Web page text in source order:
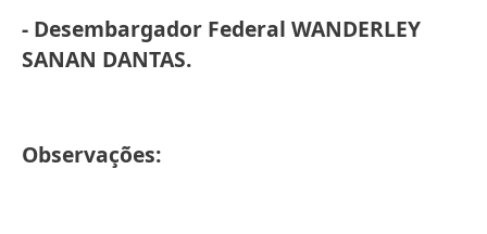
- Desembargador Federal WANDERLEY
SANAN DANTAS.
Observações: